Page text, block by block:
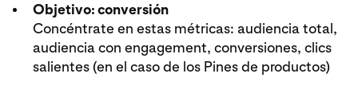
Objetivo: conversión
Concéntrate en estas métricas: audiencia total,
audiencia con engagement, conversiones, clics
salientes (en el caso de los Pines de productos)